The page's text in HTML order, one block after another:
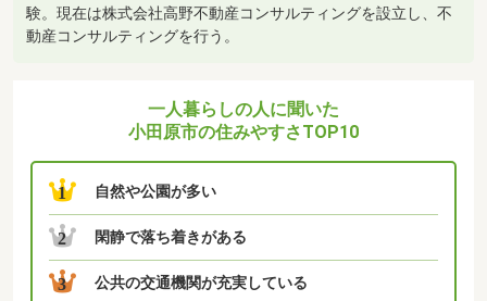
験。現在は株式会社高野不動産コンサルティングを設立し、不
動産コンサルティングを行う。
一人暮らしの人に聞いた
小田原市の住みやすさTOP10
1 自然や公園が多い
2 閑静で落ち着きがある
3 公共の交通機関が充実している